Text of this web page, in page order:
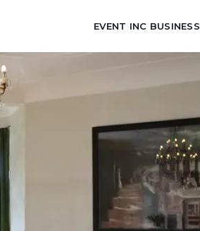
EVENT INC BUSINESS